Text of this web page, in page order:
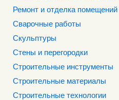
Ремонт и отделка помещений
Сварочные работы
Скульптуры
Стены и перегородки
Строительные инструменты
Строительные материалы
Строительные технологии